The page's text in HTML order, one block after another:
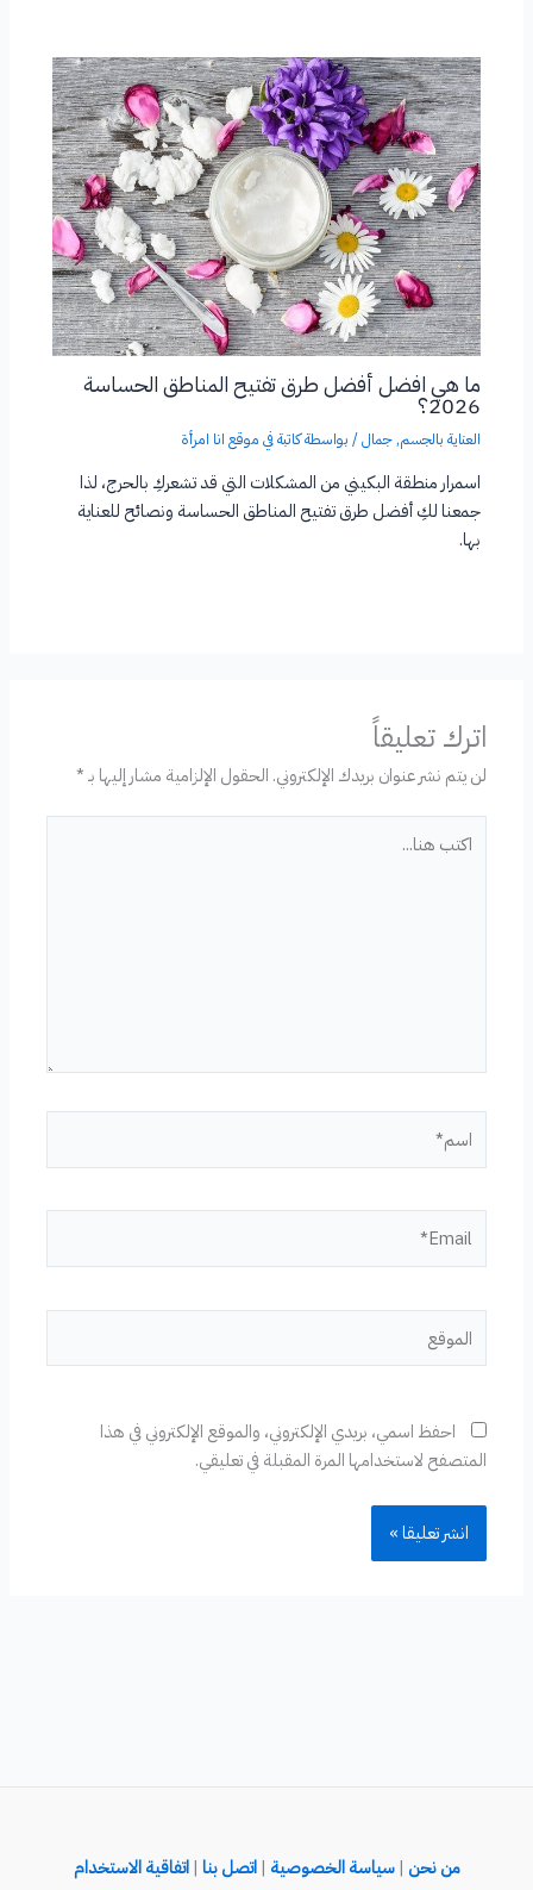
ما هي افضل أفضل طرق تفتيح المناطق الحساسة
2026؟
العناية بالجسم,جمال/ بواسطةكاتبة في موقع انا امرأة
اسمرار منطقة البكيني من المشكلات التي قد تشعركِ بالحرج، لذا
جمعنا لكِ أفضل طرق تفتيح المناطق الحساسة ونصائح للعناية
بها.
اترك تعليقاً
لن يتم نشر عنوان بريدك الإلكتروني. الحقول الإلزامية مشار إليها بـ*
هنا...
احفظ اسمي، بريدي الإلكتروني، والموقع الإلكتروني في هذا
المتصفح لاستخدامها المرة المقبلة في تعليقي.
من نحن |سياسة الخصوصية |اتصل بنا |اتفاقية الاستخدام